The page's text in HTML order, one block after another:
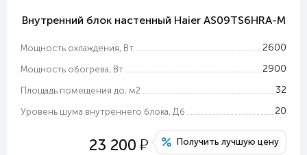
Внутренний блок настенный Haier AS09TS6HRA-M
Мощность охлаждения, Вт. 2600
Мощность обогрева, Вт 2900
Площадь помещения до, м2 32
Уровень шума внутреннего блока, Дб 20
23 200 у Получить лучшую цену